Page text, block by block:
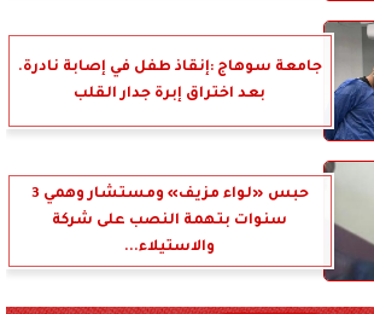
جامعة سوهاج :إنقاذ طفل في إصابة نادرة.
بعد اختراق إبرة جدار القلب
حبس «لواء مزيف» ومستشار وهمي 3
سنوات بتهمة النصب على شركة
والاستيلاء...